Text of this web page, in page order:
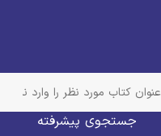
جستجوی پیشرفته